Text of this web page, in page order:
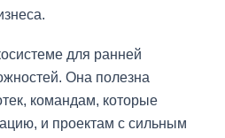
для ранней
Она полезна
командам, которые
и проектам с сильным